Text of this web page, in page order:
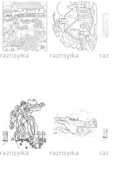
razrisyika razrisyika
razrisyika razrisyika